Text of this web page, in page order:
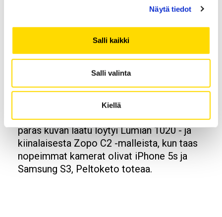
Näytä tiedot
Salli kaikki
Salli valinta
Kiellä
kuvan värikylläisyyttä lisätään hieman, kuva
näytää paremmalta, vaikka teknisesti se
sisältää värivirheen.
Mikä on sitten paras matkapuhelinkamera?
Peltokedon mukaan tähän on hyvin vaikea
antaa yksiselitteistä ratkaisua. Samalla
– Jos vertaillaan kameroita vuodelta 2014,
paras kuvan laatu löytyi Lumian 1020 - ja
kiinalaisesta Zopo C2 -malleista, kun taas
nopeimmat kamerat olivat iPhone 5s ja
Samsung S3, Peltoketo toteaa.